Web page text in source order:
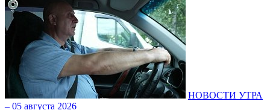
НОВОСТИ УТРА
– 05 августа 2026